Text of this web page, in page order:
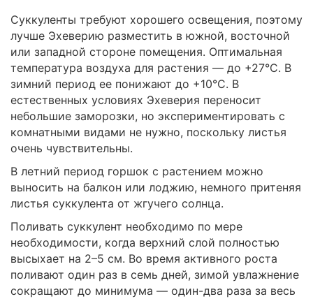
Суккуленты требуют хорошего освещения, поэтому
лучше Эхеверию разместить в южной, восточной
или западной стороне помещения. Оптимальная
температура воздуха для растения — до +27°С. В
зимний период ее понижают до +10°С. В
естественных условиях Эхеверия переносит
небольшие заморозки, но экспериментировать с
комнатными видами не нужно, поскольку листья
очень чувствительны.
В летний период горшок с растением можно
выносить на балкон или лоджию, немного притеняя
листья суккулента от жгучего солнца.
Поливать суккулент необходимо по мере
необходимости, когда верхний слой полностью
высыхает на 2–5 см. Во время активного роста
поливают один раз в семь дней, зимой увлажнение
сокращают до минимума — один-два раза за весь